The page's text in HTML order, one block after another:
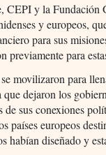
CEPI y la Fundación
y europeos,
para sus
previamente para
movilizaron para
dejaron los
de sus conexiones
países europeos
habían diseñado y